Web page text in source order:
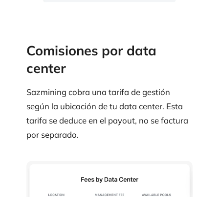
Comisiones por data
center
Sazmining cobra una tarifa de gestión
según la ubicación de tu data center. Esta
tarifa se deduce en el payout, no se factura
por separado.